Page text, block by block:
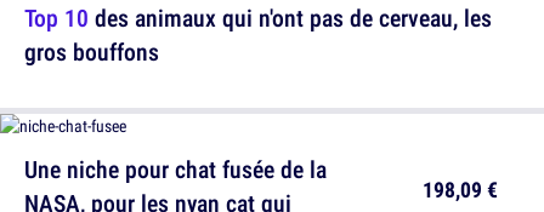
Top 10 des animaux qui n'ont pas de cerveau, les
gros bouffons
Une niche pour chat fusée de la
NASA, pour les nyan cat qui
198,09 €